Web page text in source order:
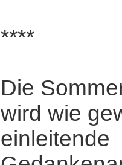
****
Die
wird wie
einleitende